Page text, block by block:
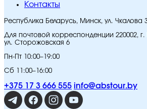
Контакты
Республика Беларусь, Минск, ул. Чкалова
Для почтовой корреспонденции 220002,
ул. Сторожовская 6
Пн-Пт 10:00–19:00
Сб 11:00–16:00
+375 17 3 666 555 info@abstour.by